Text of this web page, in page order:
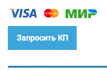
Запросить КП